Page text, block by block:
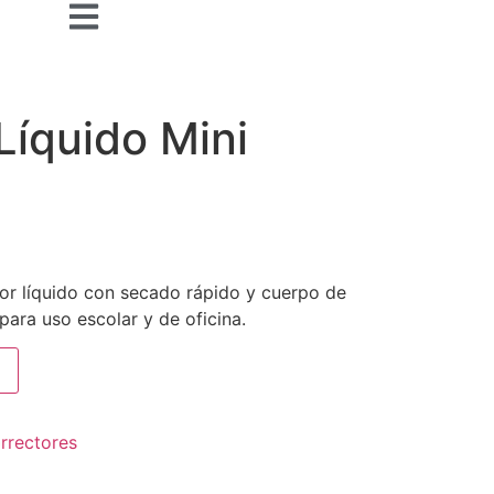
Mini
líquido con secado rápido y cuerpo de
uso escolar y de oficina.